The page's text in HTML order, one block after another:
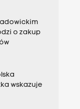
o zakup
wskazuje